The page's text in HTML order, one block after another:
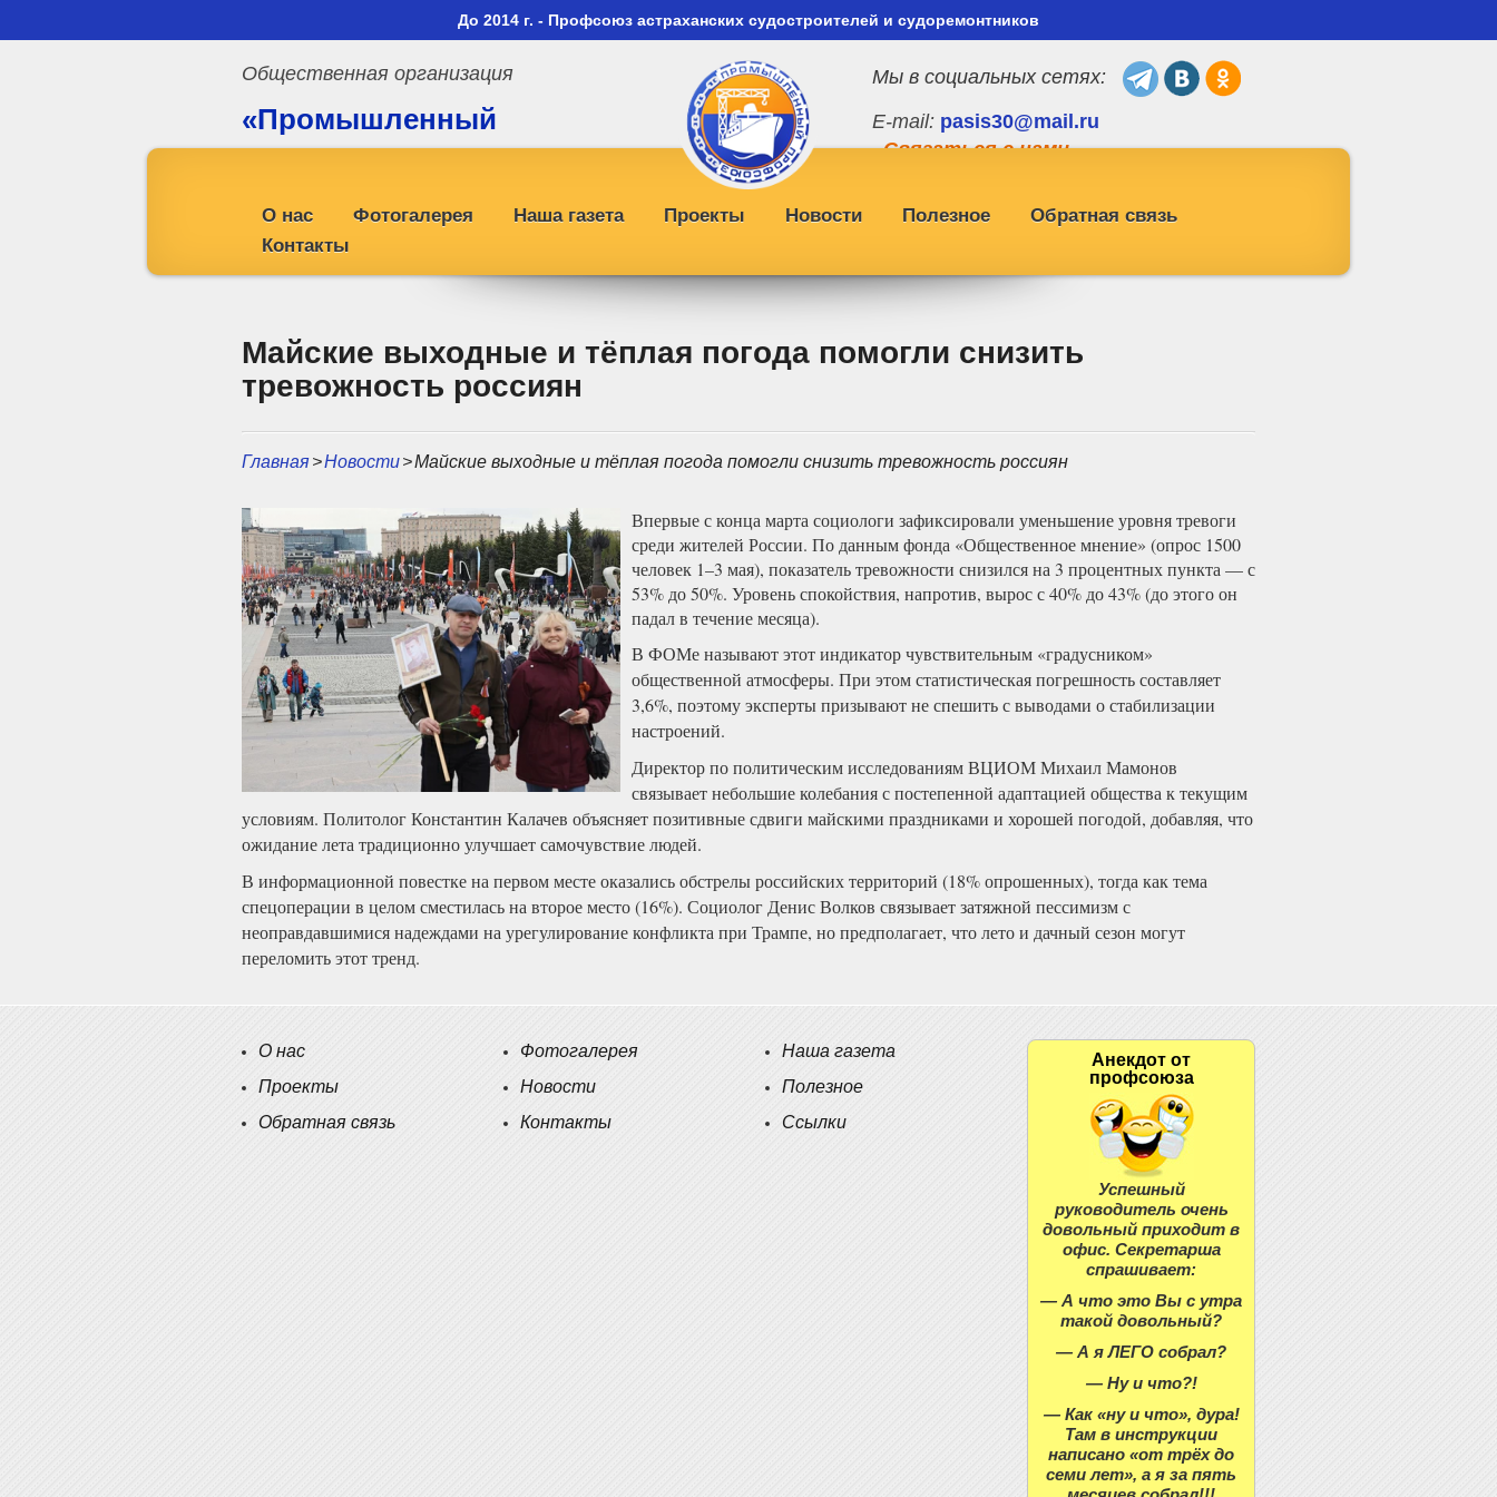
До 2014 г. - Профсоюз астраханских судостроителей и судоремонтников
Общественная организация
«Промышленный
Мы в социальных сетях:
E-mail: pasis30@mail.ru
Связаться с нами
О нас Фотогалерея Наша газета Проекты Новости Полезное
Обратная связь
Контакты
Майские выходные и тёплая погода помогли снизить
тревожность россиян
Главная>Новости>Майские выходные и тёплая погода помогли снизить тревожность россиян
Впервые с конца марта социологи зафиксировали уменьшение уровня тревоги
среди жителей России. По данным фонда «Общественное мнение» (опрос 1500
человек 1–3 мая), показатель тревожности снизился на 3 процентных пункта — с
53% до 50%. Уровень спокойствия, напротив, вырос с 40% до 43% (до этого он
падал в течение месяца).
В ФОМе называют этот индикатор чувствительным «градусником»
общественной атмосферы. При этом статистическая погрешность составляет
3,6%, поэтому эксперты призывают не спешить с выводами о стабилизации
настроений.
Директор по политическим исследованиям ВЦИОМ Михаил Мамонов
связывает небольшие колебания с постепенной адаптацией общества к текущим
условиям. Политолог Константин Калачев объясняет позитивные сдвиги майскими праздниками и хорошей погодой, добавляя, что
ожидание лета традиционно улучшает самочувствие людей.
В информационной повестке на первом месте оказались обстрелы российских территорий (18% опрошенных), тогда как тема
спецоперации в целом сместилась на второе место (16%). Социолог Денис Волков связывает затяжной пессимизм с
неоправдавшимися надеждами на урегулирование конфликта при Трампе, но предполагает, что лето и дачный сезон могут
переломить этот тренд.
О нас
Проекты
Обратная связь
Фотогалерея
Новости
Контакты
Наша газета
Полезное
Ссылки
Анекдот от
профсоюза
Успешный
руководитель очень
довольный приходит в
офис. Секретарша
спрашивает:
— А что это Вы с утра
такой довольный?
— А я ЛЕГО собрал?
— Ну и что?!
— Как «ну и что», дура!
Там в инструкции
написано «от трёх до
семи лет», а я за пять